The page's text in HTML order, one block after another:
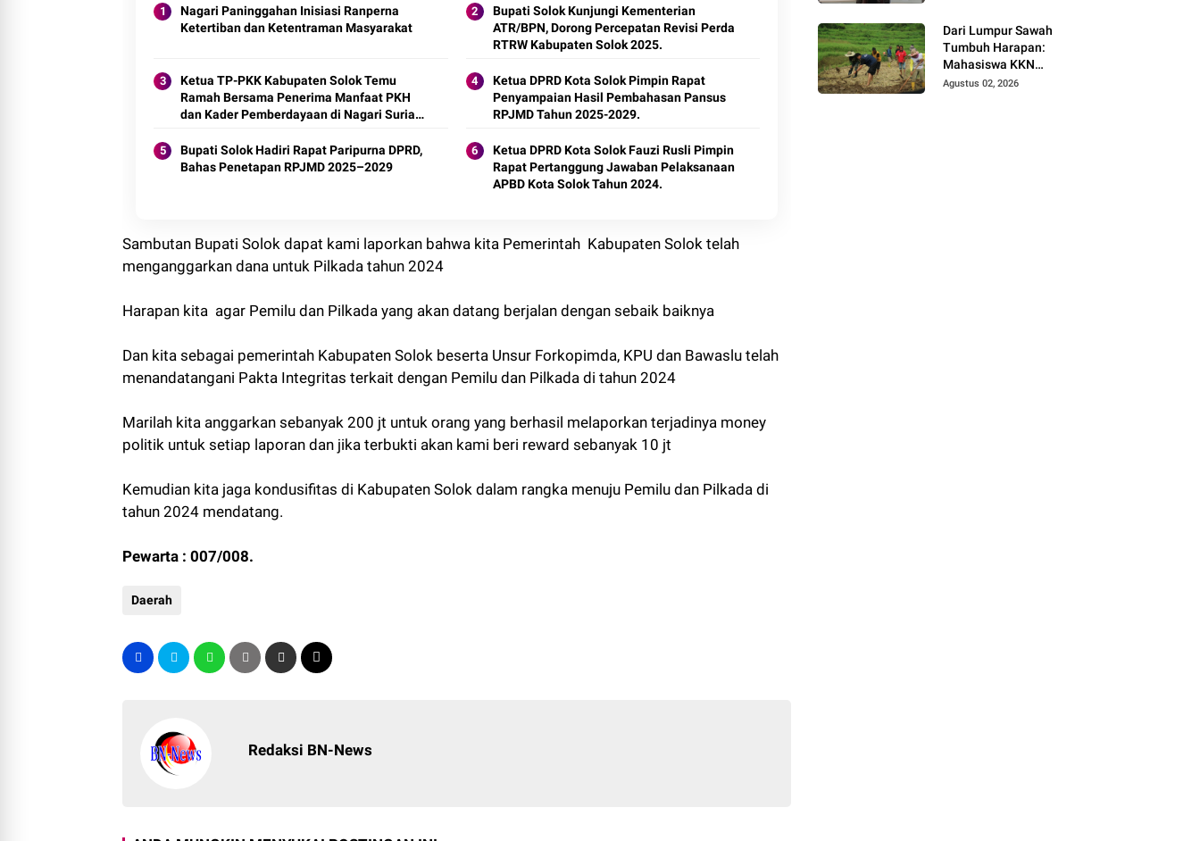
Nagari Paninggahan Inisiasi Ranperna
Ketertiban dan Ketentraman Masyarakat
Bupati Solok Kunjungi Kementerian
ATR/BPN, Dorong Percepatan Revisi Perda
RTRW Kabupaten Solok 2025.
Ketua TP-PKK Kabupaten Solok Temu
Ramah Bersama Penerima Manfaat PKH
dan Kader Pemberdayaan di Nagari Surian
Ketua DPRD Kota Solok Pimpin Rapat
Penyampaian Hasil Pembahasan Pansus
RPJMD Tahun 2025-2029.
Bupati Solok Hadiri Rapat Paripurna DPRD,
Bahas Penetapan RPJMD 2025–2029
Ketua DPRD Kota Solok Fauzi Rusli Pimpin
Rapat Pertanggung Jawaban Pelaksanaan
APBD Kota Solok Tahun 2024.
Sambutan Bupati Solok dapat kami laporkan bahwa kita Pemerintah Kabupaten Solok telah
menganggarkan dana untuk Pilkada tahun 2024
Harapan kita agar Pemilu dan Pilkada yang akan datang berjalan dengan sebaik baiknya
Dan kita sebagai pemerintah Kabupaten Solok beserta Unsur Forkopimda, KPU dan Bawaslu telah
menandatangani Pakta Integritas terkait dengan Pemilu dan Pilkada di tahun 2024
Marilah kita anggarkan sebanyak 200 jt untuk orang yang berhasil melaporkan terjadinya money
politik untuk setiap laporan dan jika terbukti akan kami beri reward sebanyak 10 jt
Kemudian kita jaga kondusifitas di Kabupaten Solok dalam rangka menuju Pemilu dan Pilkada di
tahun 2024 mendatang.
Pewarta : 007/008.
Daerah
Redaksi BN-News
Dari Lumpur Sawah
Tumbuh Harapan:
Mahasiswa KKN
Universitas Andalas
Agustus 02, 2026